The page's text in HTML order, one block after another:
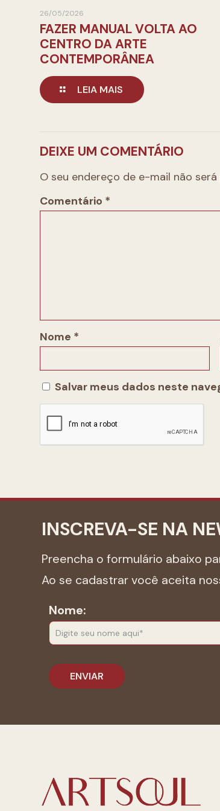
26/05/2026
FAZER MANUAL VOLTA AO
CENTRO DA ARTE
CONTEMPORÂNEA
LEIA MAIS
DEIXE UM COMENTÁRIO
O seu endereço de e-mail não
Comentário *
Nome *
Salvar meus dados neste
INSCREVA-SE NA
Preencha o formulário abaixo
Ao se cadastrar você aceita
Nome: